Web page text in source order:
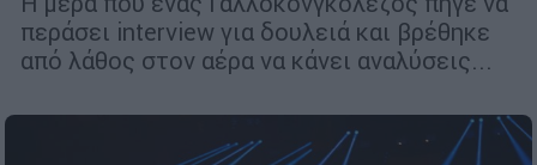
περάσει interview για δουλειά και βρέθηκε
από λάθος στον αέρα να κάνει αναλύσεις...